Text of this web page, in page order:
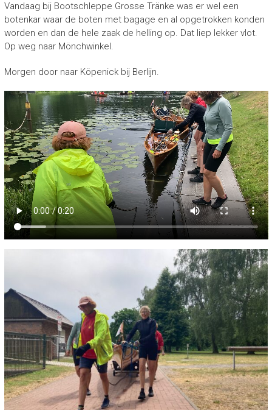
Vandaag bij Bootschleppe Grosse Tränke was er wel een
botenkar waar de boten met bagage en al opgetrokken konden
worden en dan de hele zaak de helling op. Dat liep lekker vlot.
Op weg naar Mönchwinkel.
Morgen door naar Köpenick bij Berlijn.